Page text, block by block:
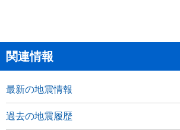
関連情報
最新の地震情報
過去の地震履歴